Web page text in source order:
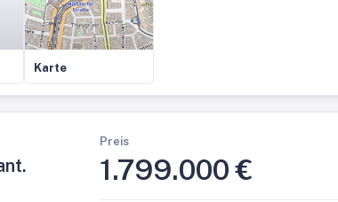
Karte
Preis
1.799.000 €